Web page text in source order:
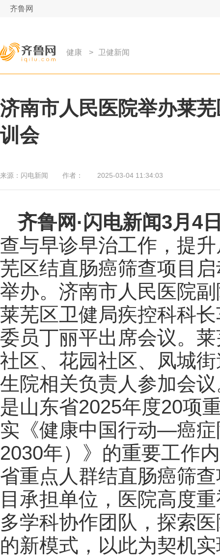
齐鲁网
健康 > 卫健新闻
济南市人民医院举办莱
训会
来源： 闪电新闻 作者： 2025-03-04 11:34:03
齐鲁网 ·闪电新闻3月4
查与早诊早治工作，提
芜区结直肠癌筛查项目
举办。济南市人民医院
莱芜区卫健局疾控科科
委员丁丽平出席会议。
社区、花园社区、凤城
生院相关负责人参加会
是山东省2025年度20项
实《健康中国行动—癌
2030年）》的重要工作
省重点人群结直肠癌筛
目承担单位，医院高度
多学科协作团队，探索
的新模式，以此为契机